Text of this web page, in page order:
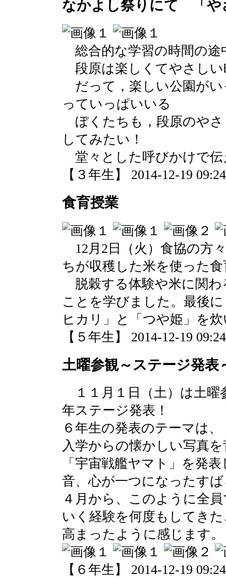
なかよし祭りにて 「や
総合的な学習の時間の途
段原は楽しくてやさしい
だって，楽しい公園が
っていっぱいいる
ぼくたちも，段原のや
してみたい！
堂々とした呼びかけで
【３年生】 2014-12-19
食育授業
12月2日（火）食協の方
ちが収穫した米を使った
脱穀する体験や米に関
ことを学びました。最後
ヒカリ」と「つや姫」を
【５年生】 2014-12-19
土曜参観～ステージ発表
１１月１日（土）は土曜
年ステージ発表！
６年生の発表のテーマは
入学からの懐かしい写真
「宇宙戦艦ヤマト」を発
音、心が一つになったす
４月から、このように全
いく経験を何度もしてき
高まったように感じます。
【６年生】 2014-12-19